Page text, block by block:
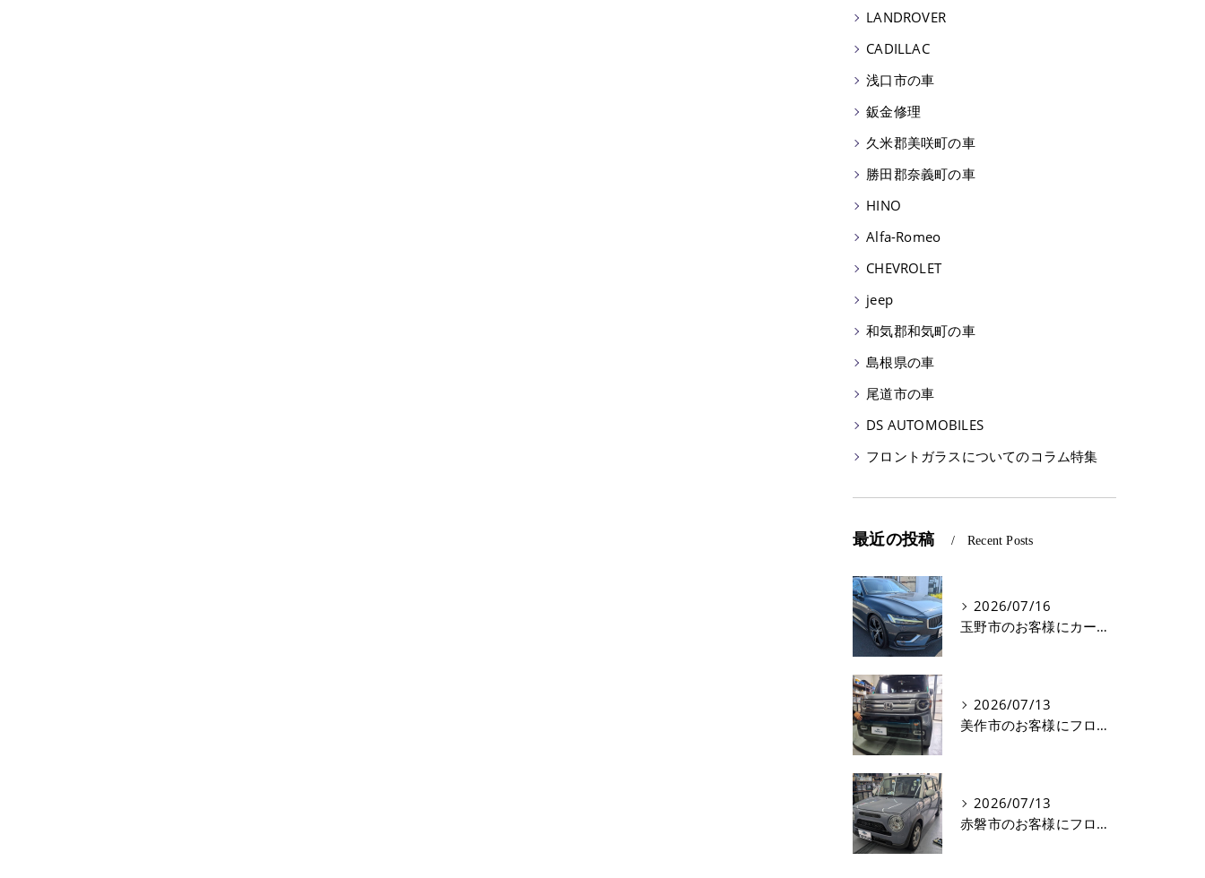
LANDROVER
CADILLAC
浅口市の車
鈑金修理
久米郡美咲町の車
勝田郡奈義町の車
HINO
Alfa-Romeo
CHEVROLET
jeep
和気郡和気町の車
島根県の車
尾道市の車
DS AUTOMOBILES
フロントガラスについてのコラム特集
最近の投稿 Recent Posts
2026/07/16
玉野市のお客様にカーフィルム(遮熱フィルム) V60【nexus株式会社】
2026/07/13
美作市のお客様にフロントガラス交換 N-VAN【nexus株式会社】
2026/07/13
赤磐市のお客様にフロントガラス飛び石修理 ラパン【nexus株式会社】